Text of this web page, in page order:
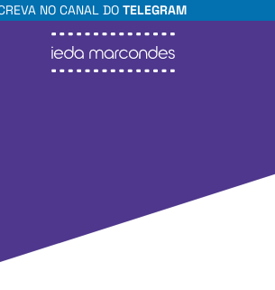
NO CANAL DO TELEGRAM